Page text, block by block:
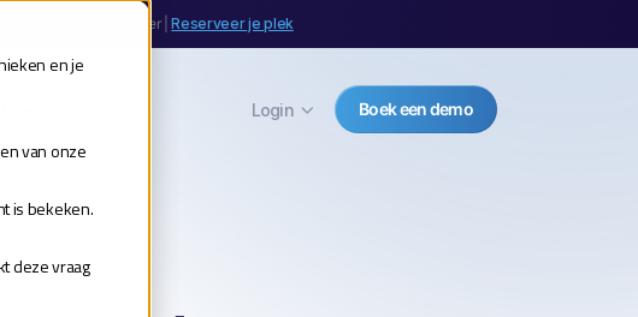
en je
van onze
is bekeken.
deze vraag
10 september |Reserveer je plek
Login Boek een demo